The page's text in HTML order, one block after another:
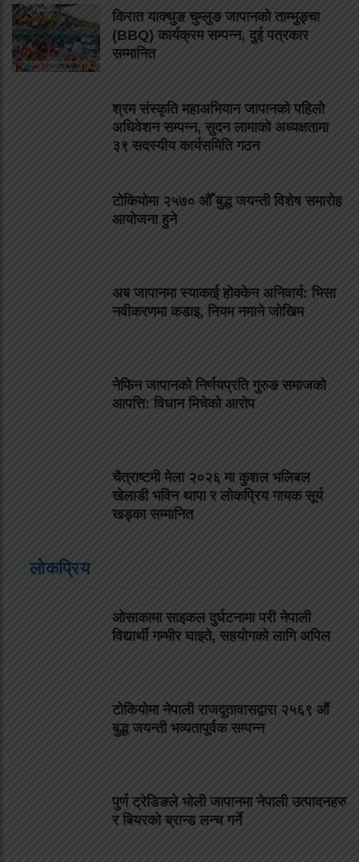
किरात याक्थुङ चुम्लुङ जापानको ताम्भुङ्चा
(BBQ) कार्यक्रम सम्पन्न, दुई पत्रकार
सम्मानित
श्रम संस्कृति महाअभियान जापानको पहिलो
अधिवेशन सम्पन्न, सुदन लामाको अध्यक्षतामा
३९ सदस्यीय कार्यसमिति गठन
टोकियोमा २५७० औँ बुद्ध जयन्ती विशेष समारोह
आयोजना हुने
अब जापानमा स्याकाई होक्केन अनिवार्य: भिसा
नवीकरणमा कडाइ, नियम नमाने जोखिम
नेफिन जापानको निर्णयप्रति गुरुङ समाजको
आपत्ति: विधान मिचेको आरोप
चैत्राष्टमी मेला २०२६ मा कुशल भलिबल
खेलाडी भविन थापा र लोकप्रिय गायक सूर्य
खड्का सम्मानित
लोकप्रिय
ओसाकामा साइकल दुर्घटनामा परी नेपाली
विद्यार्थी गम्भीर घाइते, सहयोगको लागि अपिल
टोकियोमा नेपाली राजदूतावासद्वारा २५६९ औं
बुद्ध जयन्ती भव्यतापूर्वक सम्पन्न
पुर्ण ट्रेडिङले भोली जापानमा नेपाली उत्पादनहरु
र बियरको ब्रान्ड लन्च गर्ने